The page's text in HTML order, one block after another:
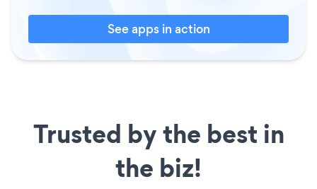
See apps in action
Trusted by the best in
the biz!